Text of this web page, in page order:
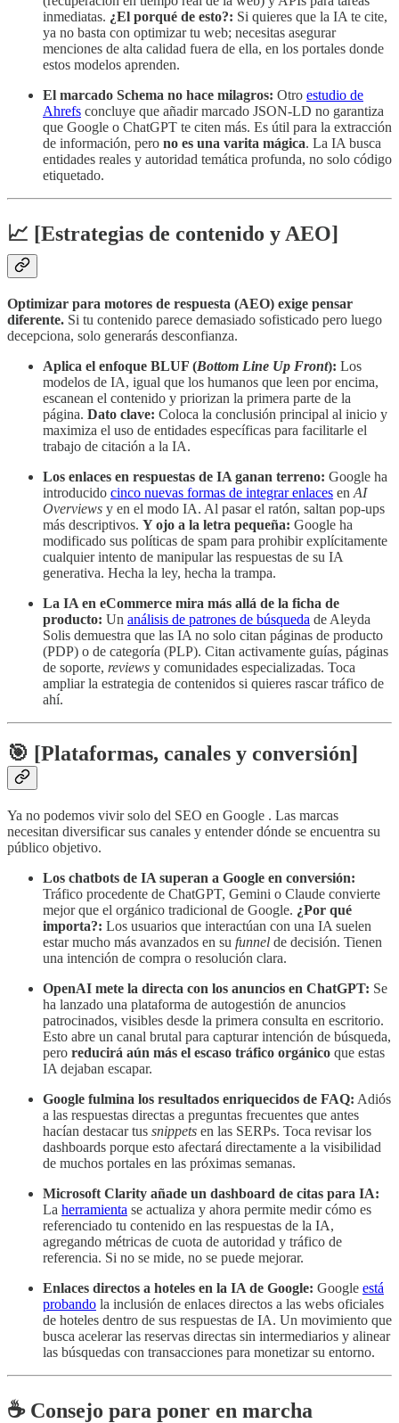
inmediatas. ¿El porqué de esto?: Si quieres que la IA te cite,
ya no basta con optimizar tu web; necesitas asegurar
menciones de alta calidad fuera de ella, en los portales donde
estos modelos aprenden.
El marcado Schema no hace milagros: Otro estudio de
Ahrefs concluye que añadir marcado JSON-LD no garantiza
que Google o ChatGPT te citen más. Es útil para la extracción
de información, pero no es una varita mágica. La IA busca
entidades reales y autoridad temática profunda, no solo código
etiquetado.
📈 [Estrategias de contenido y AEO]
Optimizar para motores de respuesta (AEO) exige pensar
diferente. Si tu contenido parece demasiado sofisticado pero luego
decepciona, solo generarás desconfianza.
Aplica el enfoque BLUF (Bottom Line Up Front): Los
modelos de IA, igual que los humanos que leen por encima,
escanean el contenido y priorizan la primera parte de la
página. Dato clave: Coloca la conclusión principal al inicio y
maximiza el uso de entidades específicas para facilitarle el
trabajo de citación a la IA.
Los enlaces en respuestas de IA ganan terreno: Google ha
introducido cinco nuevas formas de integrar enlaces en AI
Overviews y en el modo IA. Al pasar el ratón, saltan pop-ups
más descriptivos. Y ojo a la letra pequeña: Google ha
modificado sus políticas de spam para prohibir explícitamente
cualquier intento de manipular las respuestas de su IA
generativa. Hecha la ley, hecha la trampa.
La IA en eCommerce mira más allá de la ficha de
producto: Un análisis de patrones de búsqueda de Aleyda
Solis demuestra que las IA no solo citan páginas de producto
(PDP) o de categoría (PLP). Citan activamente guías, páginas
de soporte, reviews y comunidades especializadas. Toca
ampliar la estrategia de contenidos si quieres rascar tráfico de
ahí.
🎯 [Plataformas, canales y conversión]
Ya no podemos vivir solo del SEO en Google . Las marcas
necesitan diversificar sus canales y entender dónde se encuentra su
público objetivo.
Los chatbots de IA superan a Google en conversión:
Tráfico procedente de ChatGPT, Gemini o Claude convierte
mejor que el orgánico tradicional de Google. ¿Por qué
importa?: Los usuarios que interactúan con una IA suelen
estar mucho más avanzados en su funnel de decisión. Tienen
una intención de compra o resolución clara.
OpenAI mete la directa con los anuncios en ChatGPT: Se
ha lanzado una plataforma de autogestión de anuncios
patrocinados, visibles desde la primera consulta en escritorio.
Esto abre un canal brutal para capturar intención de búsqueda,
pero reducirá aún más el escaso tráfico orgánico que estas
IA dejaban escapar.
Google fulmina los resultados enriquecidos de FAQ: Adiós
a las respuestas directas a preguntas frecuentes que antes
hacían destacar tus snippets en las SERPs. Toca revisar los
dashboards porque esto afectará directamente a la visibilidad
de muchos portales en las próximas semanas.
Microsoft Clarity añade un dashboard de citas para IA:
La herramienta se actualiza y ahora permite medir cómo es
referenciado tu contenido en las respuestas de la IA,
agregando métricas de cuota de autoridad y tráfico de
referencia. Si no se mide, no se puede mejorar.
Enlaces directos a hoteles en la IA de Google: Google está
probando la inclusión de enlaces directos a las webs oficiales
de hoteles dentro de sus respuestas de IA. Un movimiento que
busca acelerar las reservas directas sin intermediarios y alinear
las búsquedas con transacciones para monetizar su entorno.
☕ Consejo para poner en marcha